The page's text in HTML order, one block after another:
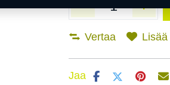
Vertaa
Jaa